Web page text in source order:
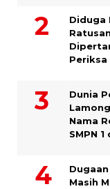
Diduga
Periksa
Dunia
Nama
SMPN
Masih